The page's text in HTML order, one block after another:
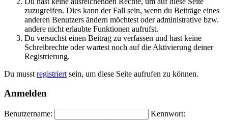
zuzugreifen. Dies kann der Fall sein, wenn du Beiträge eines
anderen Benutzers ändern möchtest oder administrative bzw.
andere nicht erlaubte Funktionen aufrufst.
Du versuchst einen Beitrag zu verfassen und hast keine
Schreibrechte oder wartest noch auf die Aktivierung deiner
Registrierung.
Du musst registriert sein, um diese Seite aufrufen zu können.
Anmelden
Benutzername:
Kennwort: